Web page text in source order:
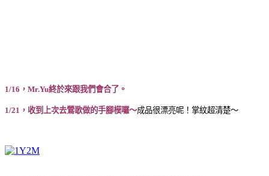
1/16，Mr.Yu終於來跟我們會合了。
1/21，收到上次去鶯歌做的手腳模囉～成品很漂亮呢！掌紋超清楚～